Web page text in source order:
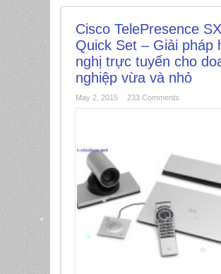
Cisco TelePresence
Quick Set – Giải pháp
nghị trực tuyến cho
nghiệp vừa và nhỏ
May 2, 2015 233 Comments
*
*
*
*